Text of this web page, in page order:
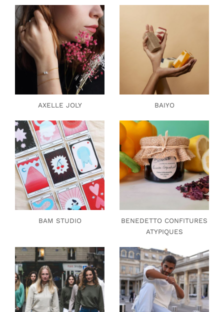
AXELLE JOLY BAIYO
BAM STUDIO
BENEDETTO CONFITURES
ATYPIQUES